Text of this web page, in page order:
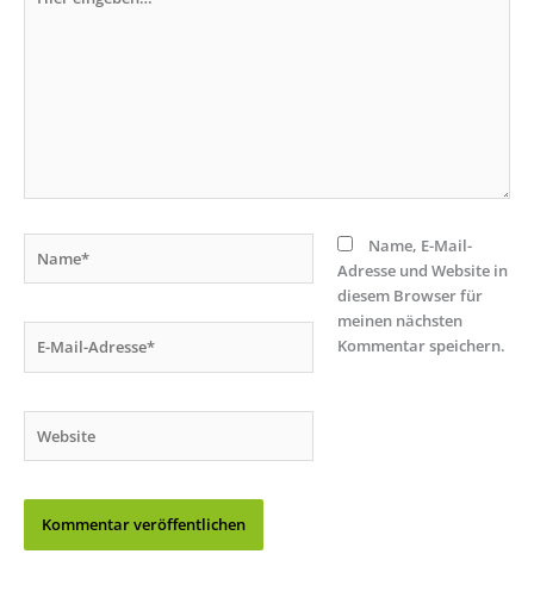
eingeben…
Mail-
Name, E-Mail-
Adresse und Website in
diesem Browser für
meinen nächsten
Kommentar speichern.